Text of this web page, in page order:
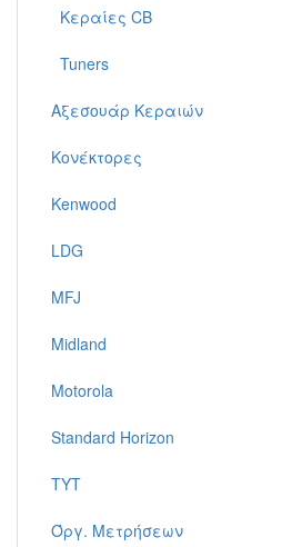
Κεραίες CB
Tuners
Αξεσουάρ Κεραιών
Κονέκτορες
Kenwood
LDG
MFJ
Midland
Motorola
Standard Horizon
TYT
Όργ. Μετρήσεων